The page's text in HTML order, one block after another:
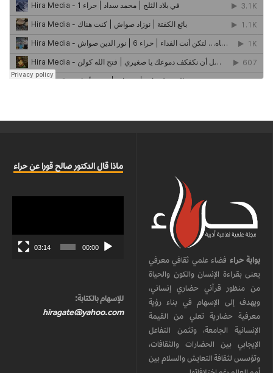
بوابة حراء فضاء علمي ثقافي معرفي
يعنى بقراءة الإنسان والكون والحياة
من منظور قرآني حضاري إنساني،
ويهدف إلى الإسهام في بناء رؤية
معرفية حضارية تعلي من القيمة
الإنسانية الجامعة، وتثمن التفاعل
الإيجابي بين الحضارات والثقافات،
وتؤسس لثقافة التعايش والسلام بين
ماذا قال الدكتور صالح قورا عن حراء
00:00
03:14
للإسهام بالكتابة:
hiragate@yahoo.com